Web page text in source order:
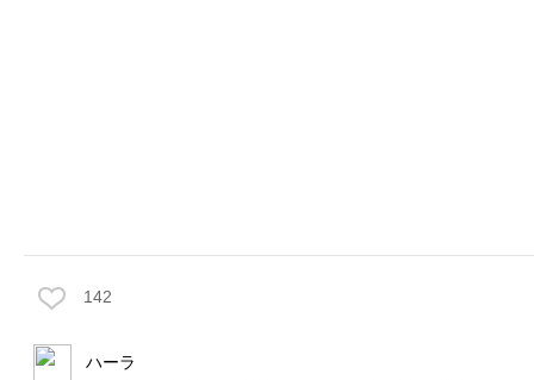
142
ハーラ